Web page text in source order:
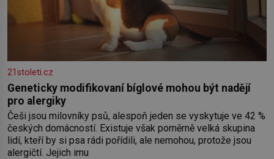
21stoleti.cz
Geneticky modifikovaní bíglové mohou být nadějí
pro alergiky
Češi jsou milovníky psů, alespoň jeden se vyskytuje ve 42 %
českých domácností. Existuje však poměrně velká skupina
lidí, kteří by si psa rádi pořídili, ale nemohou, protože jsou
alergičtí. Jejich imu